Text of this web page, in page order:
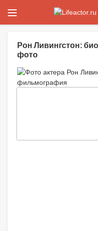
Рон Ливингстон:
фото